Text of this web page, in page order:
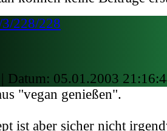
228/228
Datum: 05.01.2003
"vegan genießen".
ist aber sicher nicht